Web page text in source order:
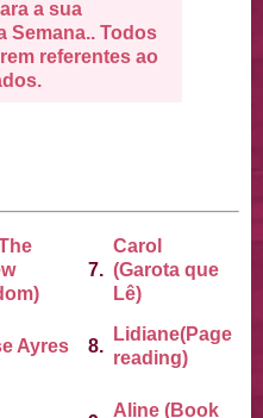
a sua
Todos
referentes ao
7.
Carol
(Garota que
Lê)
Ayres 8.
Lidiane(Page
reading)
Aline (Book